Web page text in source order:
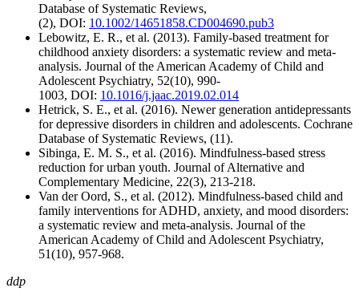
Database of Systematic Reviews,
(2), DOI: 10.1002/14651858.CD004690.pub3
Lebowitz, E. R., et al. (2013). Family-based treatment for
childhood anxiety disorders: a systematic review and meta-
analysis. Journal of the American Academy of Child and
Adolescent Psychiatry, 52(10), 990-
1003, DOI: 10.1016/j.jaac.2019.02.014
Hetrick, S. E., et al. (2016). Newer generation antidepressants
for depressive disorders in children and adolescents. Cochrane
Database of Systematic Reviews, (11).
Sibinga, E. M. S., et al. (2016). Mindfulness-based stress
reduction for urban youth. Journal of Alternative and
Complementary Medicine, 22(3), 213-218.
Van der Oord, S., et al. (2012). Mindfulness-based child and
family interventions for ADHD, anxiety, and mood disorders:
a systematic review and meta-analysis. Journal of the
American Academy of Child and Adolescent Psychiatry,
51(10), 957-968.
ddp